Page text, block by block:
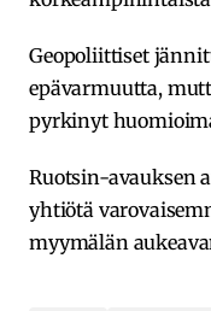
Geopoliittiset
epävarmuutta,
pyrkinyt
Ruotsin-avauksen
yhtiötä
myymälän